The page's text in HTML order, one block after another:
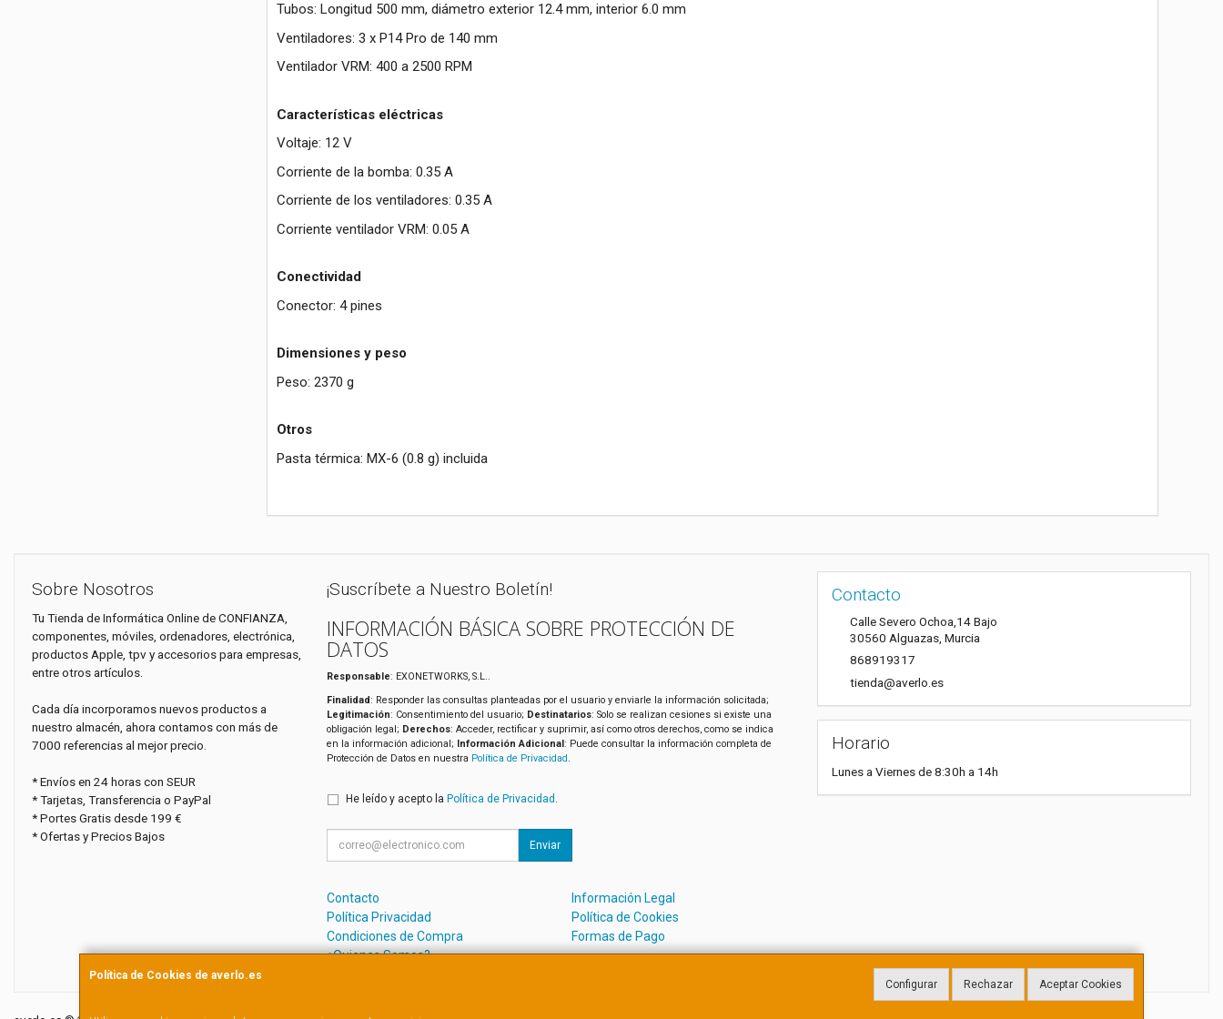
Tubos: Longitud 500 mm, diámetro exterior 12.4 mm, interior 6.0 mm
Ventiladores: 3 x P14 Pro de 140 mm
Ventilador VRM: 400 a 2500 RPM
Características eléctricas
Voltaje: 12 V
Corriente de la bomba: 0.35 A
Corriente de los ventiladores: 0.35 A
Corriente ventilador VRM: 0.05 A
Conectividad
Conector: 4 pines
Dimensiones y peso
Peso: 2370 g
Otros
Pasta térmica: MX-6 (0.8 g) incluida
Política de Cookies de averlo.es
Configurar Rechazar Aceptar Cookies
Sobre Nosotros
Tu Tienda de Informática Online de CONFIANZA,
componentes, móviles, ordenadores, electrónica,
productos Apple, tpv y accesorios para empresas,
entre otros artículos.
Cada día incorporamos nuevos productos a
nuestro almacén, ahora contamos con más de
7000 referencias al mejor precio.
* Envíos en 24 horas con SEUR
* Tarjetas, Transferencia o PayPal
* Portes Gratis desde 199 €
* Ofertas y Precios Bajos
¡Suscríbete a Nuestro Boletín!
INFORMACIÓN BÁSICA SOBRE PROTECCIÓN DE
DATOS
Responsable: EXONETWORKS, S.L..
Finalidad: Responder las consultas planteadas por el usuario y enviarle la información solicitada;
Legitimación: Consentimiento del usuario; Destinatarios: Solo se realizan cesiones si existe una
obligación legal; Derechos: Acceder, rectificar y suprimir, así como otros derechos, como se indica
en la información adicional;
Información Adicional : Puede consultar la información completa de
Protección de Datos en nuestra Política de Privacidad .
He leído y acepto la Política de Privacidad .
Enviar
Contacto
Información Legal
Política Privacidad
Política de Cookies
Condiciones de Compra
Formas de Pago
¿Quienes Somos?
Contacto
Calle Severo Ochoa,14 Bajo
30560 Alguazas, Murcia
868919317
tienda@averlo.es
Horario
Lunes a Viernes de 8:30h a 14h